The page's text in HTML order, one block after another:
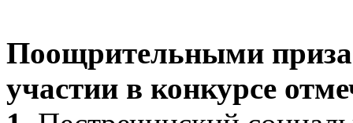
Поощрительными
участии в конкурсе